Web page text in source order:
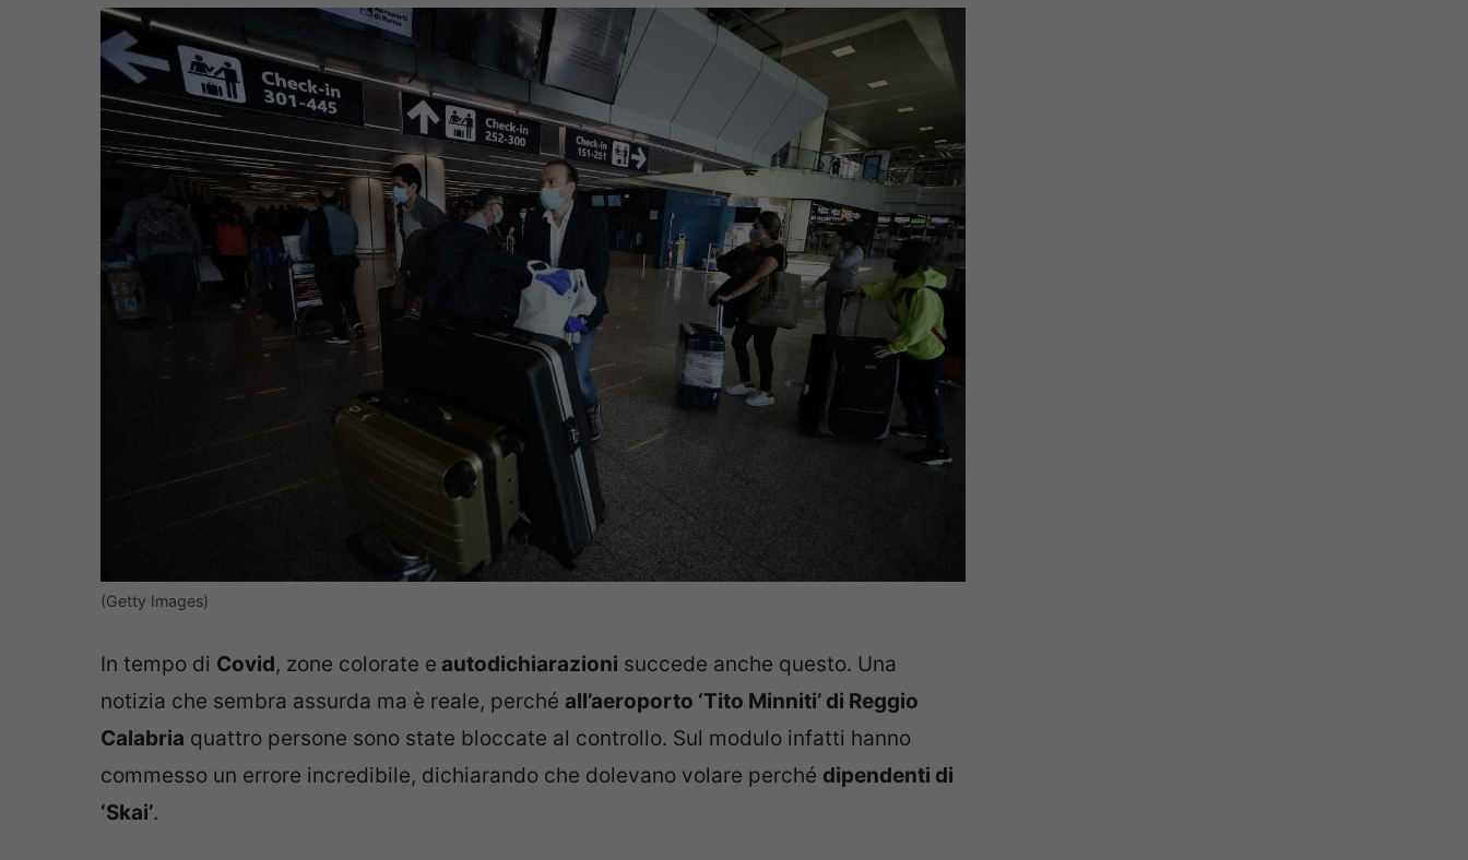
(Getty Images)
In tempo di Covid, zone colorate e autodichiarazioni succede anche questo. Una
notizia che sembra assurda ma è reale, perché all’aeroporto ‘Tito Minniti’ di Reggio
Calabria quattro persone sono state bloccate al controllo. Sul modulo infatti hanno
commesso un errore incredibile, dichiarando che dolevano volare perché dipendenti di
‘Skai’.